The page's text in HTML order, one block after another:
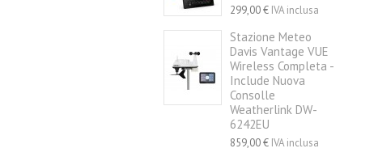
299,00 € IVA inclusa
Stazione Meteo
Davis Vantage VUE
Wireless Completa -
Include Nuova
Consolle
Weatherlink DW-
6242EU
859,00 € IVA inclusa